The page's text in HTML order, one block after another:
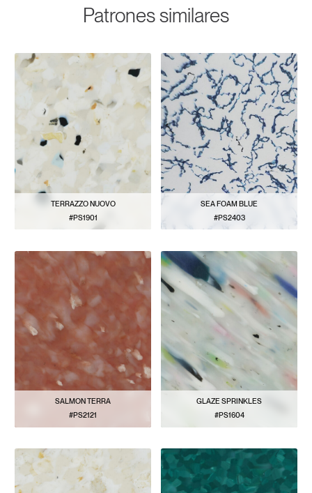
Patrones similares
TERRAZZO NUOVO
#PS1901
SEA FOAM BLUE
#PS2403
SALMON TERRA
#PS2121
GLAZE SPRINKLES
#PS1604